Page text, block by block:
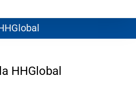
HHGlobal